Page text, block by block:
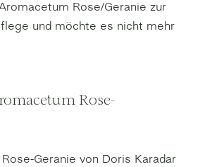
Rose/Geranie zur
und möchte es nicht mehr
5 SternenRose-
Geranie von Doris Karadar